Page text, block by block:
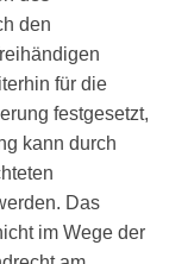
den
für die
festgesetzt,
kann durch
Das
im Wege der